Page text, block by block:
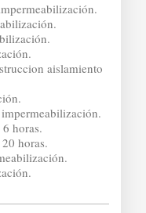
aislamiento
horas.
horas.